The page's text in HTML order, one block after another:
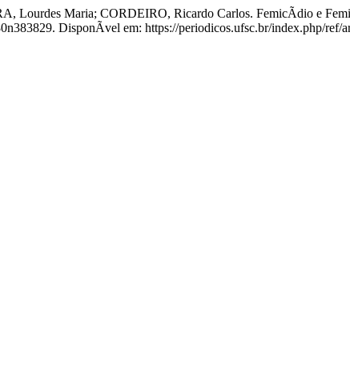
Maria; CORDEIRO, Ricardo Carlos. FemicÃ­dio e
DisponÃ­vel em: https://periodicos.ufsc.br/index.php/ref/